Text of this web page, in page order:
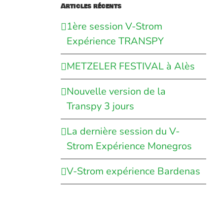
Articles récents
1ère session V-Strom
Expérience TRANSPY
METZELER FESTIVAL à Alès
Nouvelle version de la
Transpy 3 jours
La dernière session du V-
Strom Expérience Monegros
V-Strom expérience Bardenas